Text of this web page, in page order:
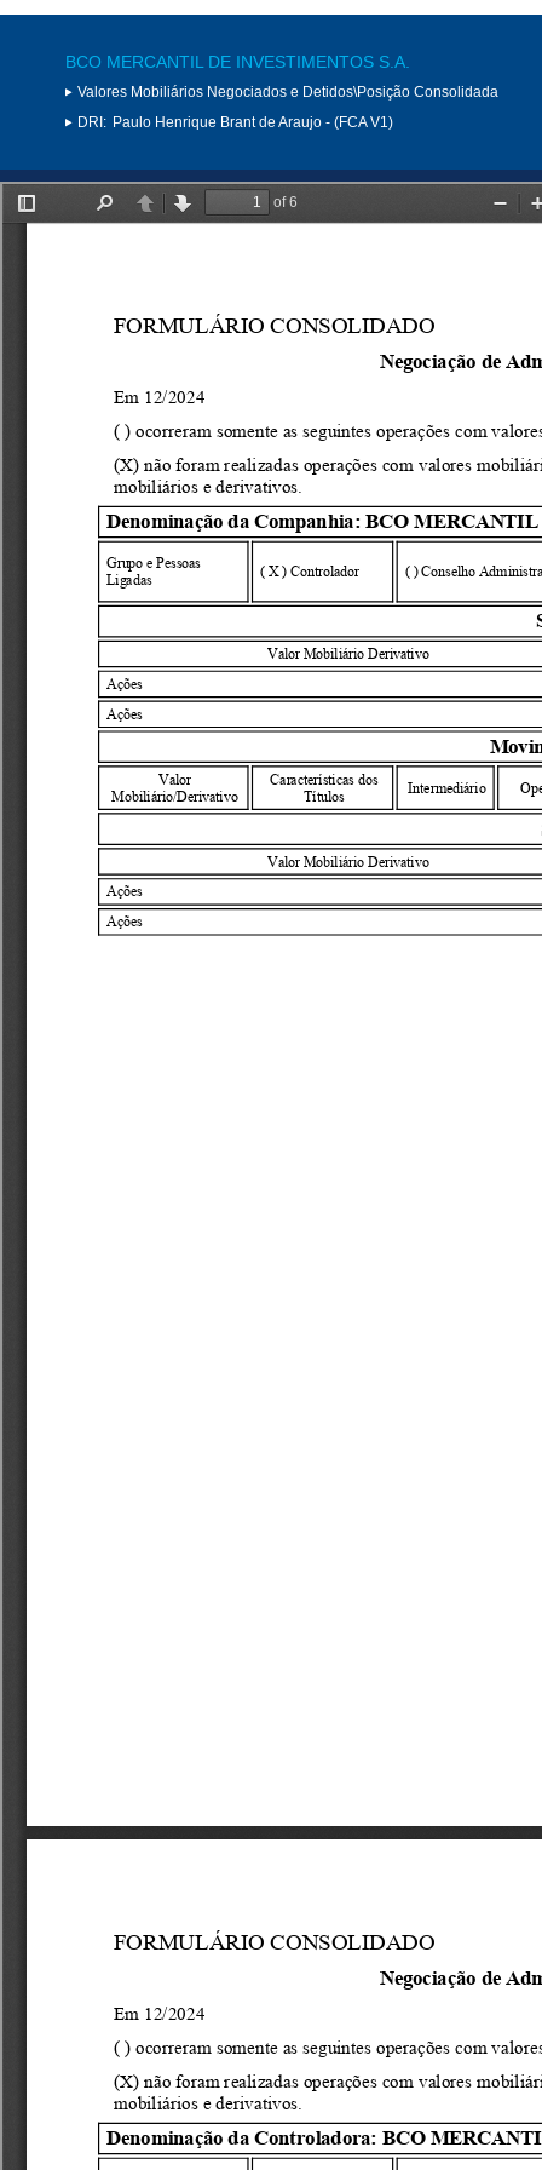
BCO MERCANTIL DE INVESTIMENTOS S.A.
Valores Mobiliários Negociados e Detidos\Posição Consolidada
DRI: Paulo Henrique Brant de Araujo - (FCA V1)